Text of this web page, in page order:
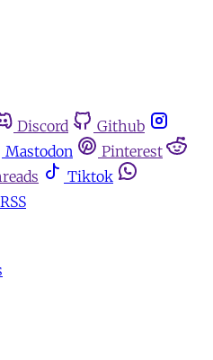
Discord
Github
Mastodon
Pinterest
Tiktok
RSS